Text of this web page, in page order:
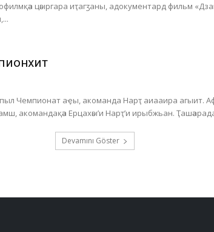
цәыргара иҭагӡаны, адокументард фильм
Чемпионат аҿы, акоманда Нарҭ аиааира агыит.
астадиум аҿы, Хәажәкрамза 20 амш,
Devamını Göster